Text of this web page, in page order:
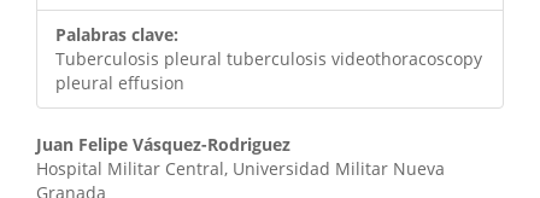
Palabras clave:
Tuberculosis pleural tuberculosis videothoracoscopy
pleural effusion
Contenido
Juan Felipe Vásquez-Rodriguez
Hospital Militar Central, Universidad Militar Nueva
Granada